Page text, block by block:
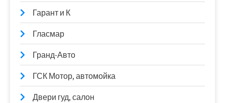
Гарант и К
Гласмар
Гранд-Авто
ГСК Мотор, автомойка
Двери гуд, салон